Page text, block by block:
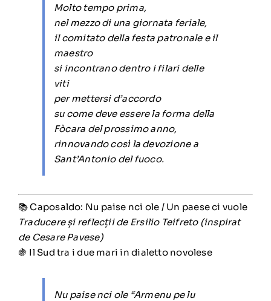
Molto tempo prima,
nel mezzo di una giornata feriale,
il comitato della festa patronale e il
maestro
si incontrano dentro i filari delle
viti
per mettersi d’accordo
su come deve essere la forma della
Fòcara del prossimo anno,
rinnovando così la devozione a
Sant’Antonio del fuoco.
📚 Caposaldo: Nu paise nci ole / Un paese ci vuole
Traducere și reflecții de Ersilio Teifreto (inspirat
de Cesare Pavese)
🍇 Il Sud tra i due mari in dialetto novolese
Nu paise nci ole “Armenu pe lu